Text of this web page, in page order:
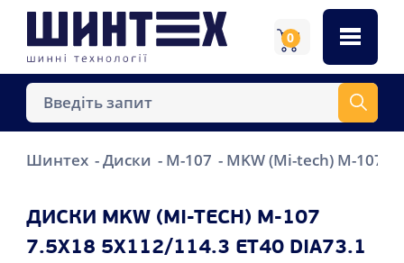
0
Шинтех Диски M-107 MKW (Mi-tech) M-107
ДИСКИ MKW (MI-TECH) M-107
7.5X18 5X112/114.3 ET40 DIA73.1